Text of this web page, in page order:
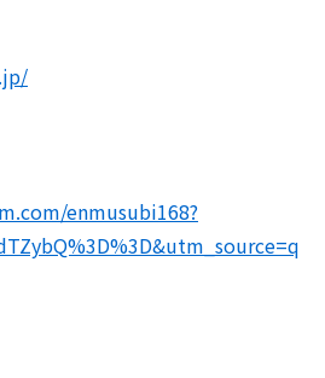
enmusubi168?